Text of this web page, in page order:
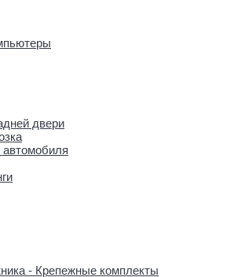
двери
- Крепежные комплекты